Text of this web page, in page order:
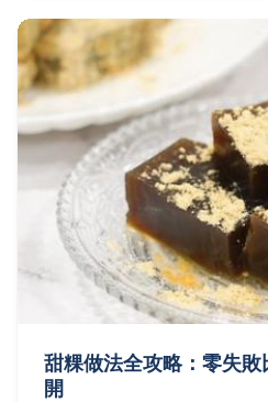
甜粿做法全攻略：零失
開